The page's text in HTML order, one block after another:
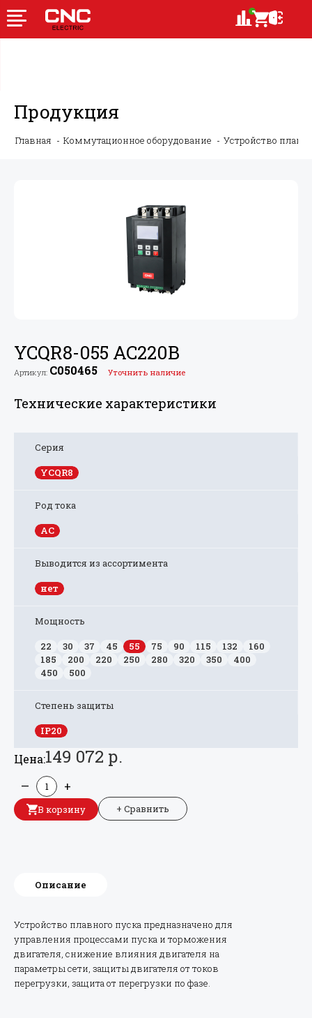
Продукция
Главная Коммутационное оборудование Устройство
YCQR8-055 AC220В
Артикул: C050465 Уточнить наличие
Технические характеристики
Серия
YCQR8
Род тока
AC
Выводится из ассортимента
нет
Мощность
22
30 37 45 55 75 90 115 132
160
185
200 220 250 280 320 350
400
450
500
Степень защиты
IP20
Цена:149 072 р.
— +
В корзину + Сравнить
Описание
Устройство плавного пуска предназначено для
управления процессами пуска и торможения
двигателя, снижение влияния двигателя на
параметры сети, защиты двигателя от токов
перегрузки, защита от перегрузки по фазе.